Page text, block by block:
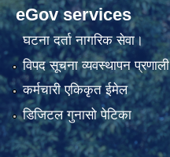
eGov services
घटना दर्ता नागरिक सेवा।
विपद सूचना व्यवस्थापन प्रणाली
कर्मचारी एकिकृत ईमेल
डिजिटल गुनासो पेटिका